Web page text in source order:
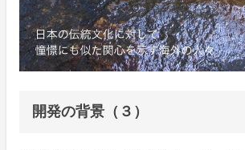
開発の背景（３）